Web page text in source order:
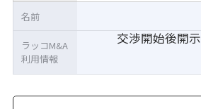
交渉開始後開示
名前
ラッコM&A
利用情報